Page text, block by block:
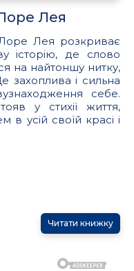
Лея
Лея розкриває
історію, де слово
на найтоншу нитку,
захоплива і сильна
себе.
у стихії життя,
в усій своїй красі і
Читати книжку